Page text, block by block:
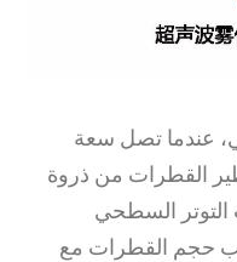
عندما تصل سعة
القطرات من ذروة
التوتر السطحي
حجم القطرات مع